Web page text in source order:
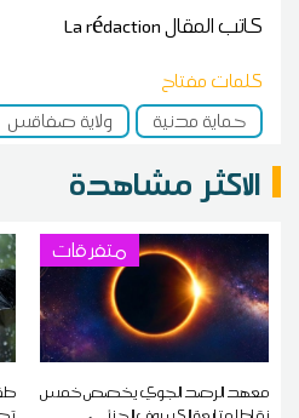
كاتب المقالLa rédaction
كلمات مفتاح
حماية مدنية
ولاية صفاقس
الاكثر مشاهدة
متفرقات
معهد الرصد الجوي يخصص خمس